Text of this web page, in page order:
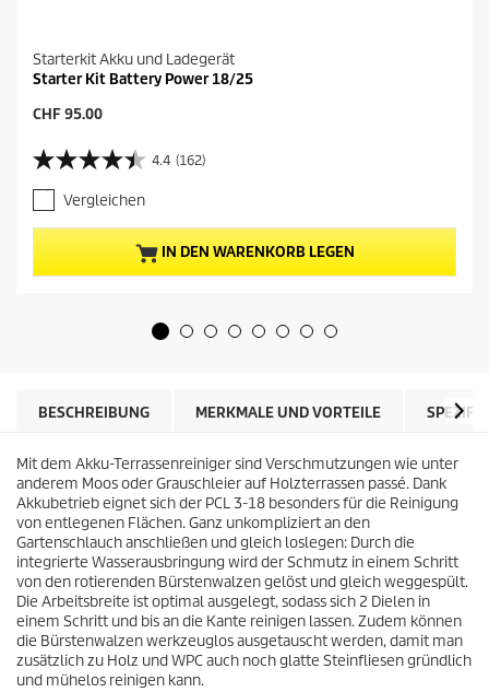
Starterkit Akku und Ladegerät
Starter Kit Battery Power 18/25
A
t
u
e
l
l
e
e
r
o
d
u
k
t
s
CHF 95.00
4.4 (162)
4
.
4
v
n
e
1
6
2
B
e
w
e
r
t
u
n
g
Vergleichen
IN DEN WARENKORB LEGEN
BESCHREIBUNG MERKMALE UND VORTEILE
Mit dem Akku-Terrassenreiniger sind Verschmutzungen wie unter
anderem Moos oder Grauschleier auf Holzterrassen passé. Dank
Akkubetrieb eignet sich der PCL 3-18 besonders für die Reinigung
von entlegenen Flächen. Ganz unkompliziert an den
Gartenschlauch anschließen und gleich loslegen: Durch die
integrierte Wasserausbringung wird der Schmutz in einem Schritt
von den rotierenden Bürstenwalzen gelöst und gleich weggespült.
Die Arbeitsbreite ist optimal ausgelegt, sodass sich 2 Dielen in
einem Schritt und bis an die Kante reinigen lassen. Zudem können
die Bürstenwalzen werkzeuglos ausgetauscht werden, damit man
zusätzlich zu Holz und WPC auch noch glatte Steinfliesen gründlich
und mühelos reinigen kann.